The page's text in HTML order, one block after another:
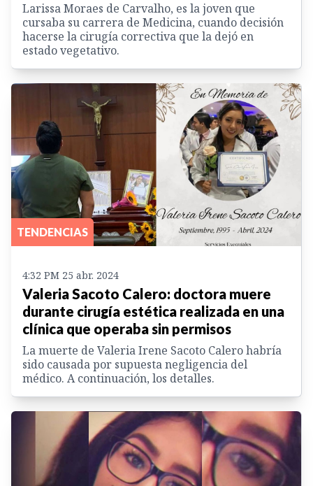
Larissa Moraes de Carvalho, es la joven que
cursaba su carrera de Medicina, cuando decisión
hacerse la cirugía correctiva que la dejó en
estado vegetativo.
TENDENCIAS
4:32 PM 25 abr. 2024
Valeria Sacoto Calero: doctora muere
durante cirugía estética realizada en una
clínica que operaba sin permisos
La muerte de Valeria Irene Sacoto Calero habría
sido causada por supuesta negligencia del
médico. A continuación, los detalles.